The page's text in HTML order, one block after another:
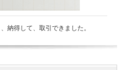
納得して、取引できました。